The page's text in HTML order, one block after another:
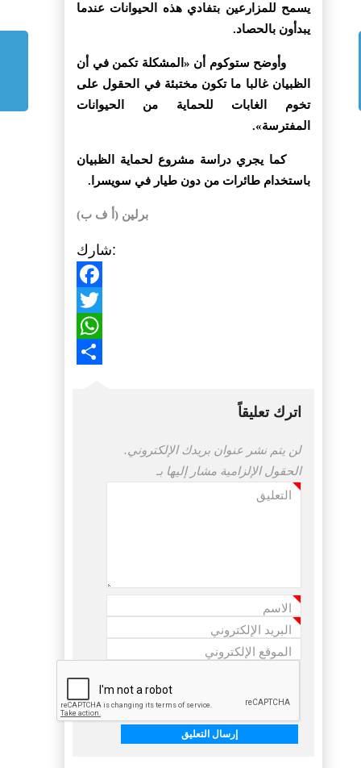
يسمح للمزارعين بتفادي هذه الحيوانات عندما
يبدأون بالحصاد.
وأوضح ستوكوم أن «المشكلة تكمن في أن
الظبيان غالبا ما تكون مختبئة في الحقول على
تخوم الغابات للحماية من الحيوانات
المفترسة».
كما يجري دراسة مشروع لحماية الظبيان
باستخدام طائرات من دون طيار في سويسرا.
برلين (أ ف ب)
شارك:
Facebook
Twitter
WhatsApp
اترك تعليقاً
لن يتم نشر عنوان بريدك الإلكتروني.
الحقول الإلزامية مشار إليها بـ
التعليق
الاسم *
البريد الإلكتروني *
الموقع الإلكتروني